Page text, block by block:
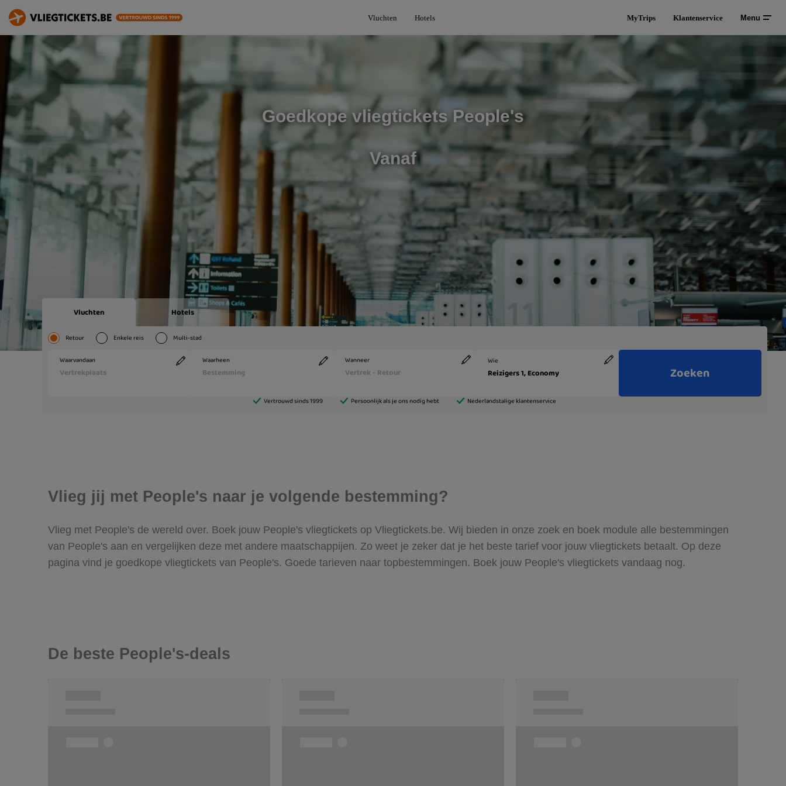
Vluchten Hotels MyTrips Klantenservice Menu
Goedkope vliegtickets People's
Vanaf
Vlieg jij met People's naar je volgende bestemming?
Vlieg met People's de wereld over. Boek jouw People's vliegtickets op Vliegtickets.be. Wij bieden in onze zoek en boek module alle bestemmingen
van People's aan en vergelijken deze met andere maatschappijen. Zo weet je zeker dat je het beste tarief voor jouw vliegtickets betaalt. Op deze
pagina vind je goedkope vliegtickets van People's. Goede tarieven naar topbestemmingen. Boek jouw People's vliegtickets vandaag nog.
De beste People's-deals